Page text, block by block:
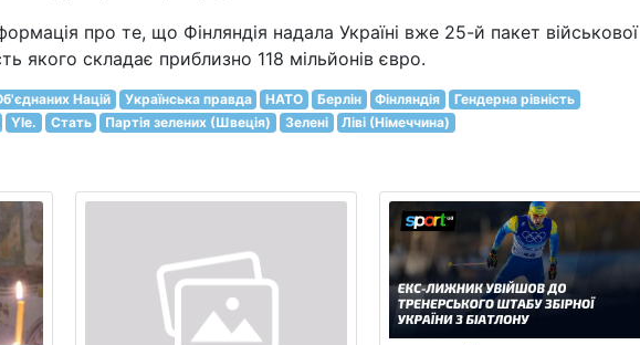
про те, що Фінляндія надала Україні вже 25-й пакет військової
якого складає приблизно 118 мільйонів євро.
Націй Українська правда НАТО Берлін Фінляндія
Гендерна рівність
Yle. Стать Партія зелених (Швеція) Зелені Ліві (Німеччина)